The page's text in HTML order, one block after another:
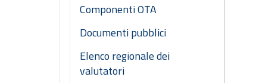
Componenti OTA
Documenti pubblici
Elenco regionale dei
valutatori